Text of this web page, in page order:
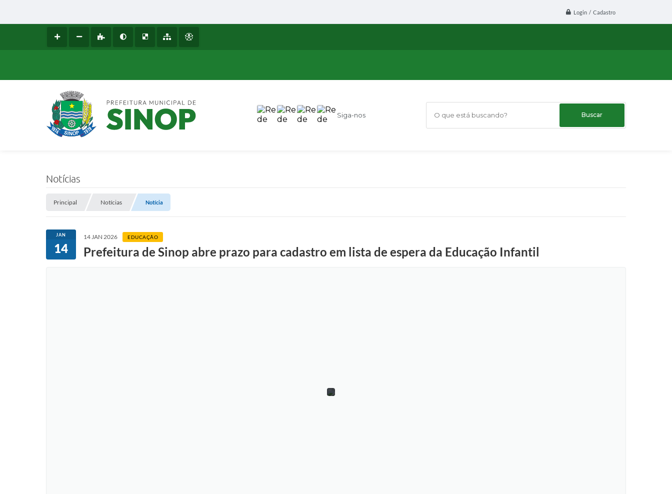
Login / Cadastro
Siga-nos O que está buscando?
Notícias
Principal Notícias Notícia
JAN
14
14 JAN 2026 EDUCAÇÃO
Prefeitura de Sinop abre prazo para cadastro em lista de espera da Educação Infantil